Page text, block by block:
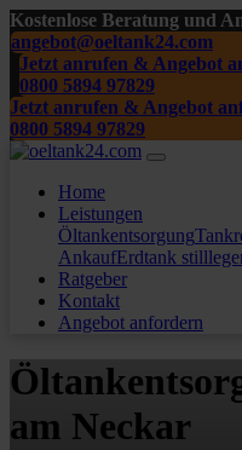
Kostenlose Beratung und
angebot@oeltank24.com
Jetzt anrufen & Angebot
0800 5894 97829
Jetzt anrufen & Angebot
0800 5894 97829
Home
Leistungen
Öltankentsorgung
AnkaufErdtank
Ratgeber
Kontakt
Angebot anfordern
am Neckar